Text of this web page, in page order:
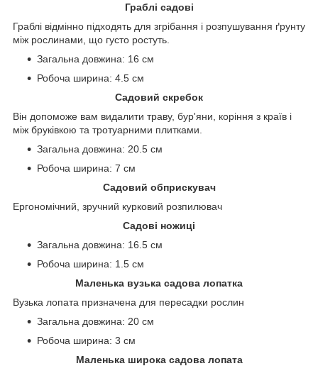
Граблі садові
Граблі відмінно підходять для згрібання і розпушування ґрунту
між рослинами, що густо ростуть.
Загальна довжина: 16 см
Робоча ширина: 4.5 см
Садовий скребок
Він допоможе вам видалити траву, бур'яни, коріння з країв і
між бруківкою та тротуарними плитками.
Загальна довжина: 20.5 см
Робоча ширина: 7 см
Садовий обприскувач
Ергономічний, зручний курковий розпилювач
Садові ножиці
Загальна довжина: 16.5 см
Робоча ширина: 1.5 см
Маленька вузька садова лопатка
Вузька лопата призначена для пересадки рослин
Загальна довжина: 20 см
Робоча ширина: 3 см
Маленька широка садова лопата